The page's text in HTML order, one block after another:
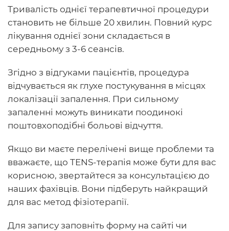
Тривалість однієї терапевтичної процедури
становить не більше 20 хвилин. Повний курс
лікування однієї зони складається в
середньому з 3-6 сеансів.
Згідно з відгуками пацієнтів, процедура
відчувається як глухе постукування в місцях
локалізації запалення. При сильному
запаленні можуть виникати поодинокі
поштовхоподібні больові відчуття.
Якщо ви маєте перелічені вище проблеми та
вважаєте, що TENS-терапія може бути для вас
корисною, звертайтеся за консультацією до
наших фахівців. Вони підберуть найкращий
для вас метод фізіотерапії.
Для запису заповніть форму на сайті чи